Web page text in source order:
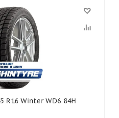
45 R16 Winter WD6 84H